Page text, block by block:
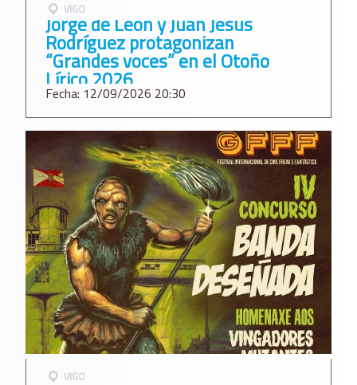
VIGO
Jorge de León y Juan Jesús
Rodríguez protagonizan
“Grandes voces” en el Otoño
Lírico 2026
Fecha: 12/09/2026 20:30
VIGO